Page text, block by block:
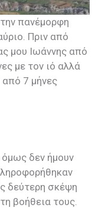
πανέμορφη
Πριν από
μου Ιωάννης από
με τον ιό αλλά
7 μήνες
όμως δεν ήμουν
δεύτερη σκέψη
βοήθεια τους.